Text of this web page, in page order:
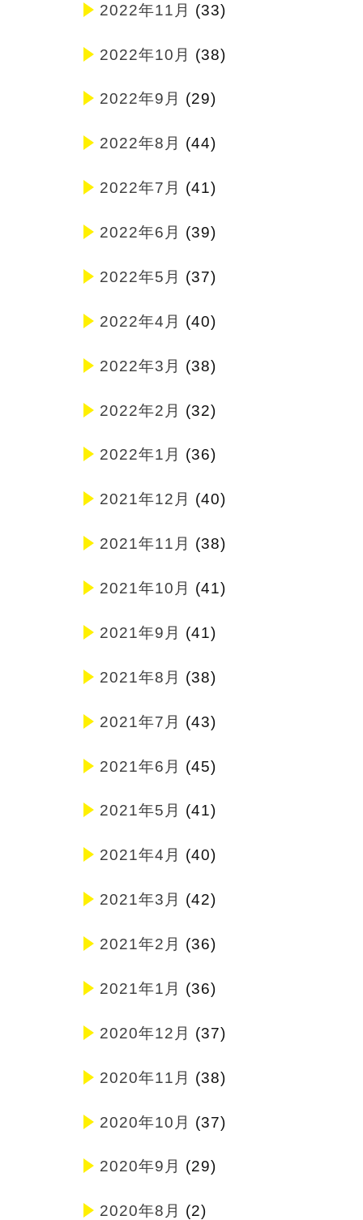
2022年11月 (33)
2022年10月 (38)
2022年9月 (29)
2022年8月 (44)
2022年7月 (41)
2022年6月 (39)
2022年5月 (37)
2022年4月 (40)
2022年3月 (38)
2022年2月 (32)
2022年1月 (36)
2021年12月 (40)
2021年11月 (38)
2021年10月 (41)
2021年9月 (41)
2021年8月 (38)
2021年7月 (43)
2021年6月 (45)
2021年5月 (41)
2021年4月 (40)
2021年3月 (42)
2021年2月 (36)
2021年1月 (36)
2020年12月 (37)
2020年11月 (38)
2020年10月 (37)
2020年9月 (29)
2020年8月 (2)